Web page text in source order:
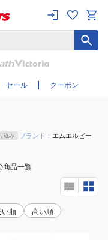
セール クーポン
込み ブランド： エムエルビー
商品一覧
い順 高い順